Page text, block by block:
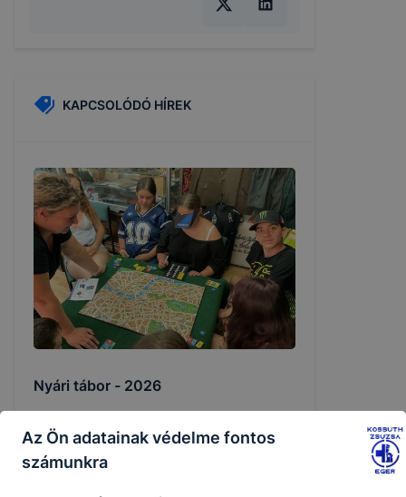
KAPCSOLÓDÓ HÍREK
Nyári tábor - 2026
2026. jún. 25.
Az Ön adatainak védelme fontos
számunkra